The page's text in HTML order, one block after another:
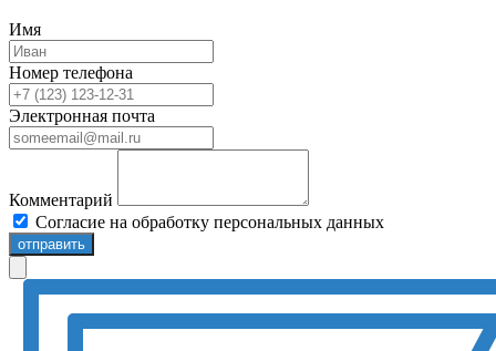
Имя
Номер телефона
Электронная почта
Комментарий
Согласие на обработку персональных данных
отправить